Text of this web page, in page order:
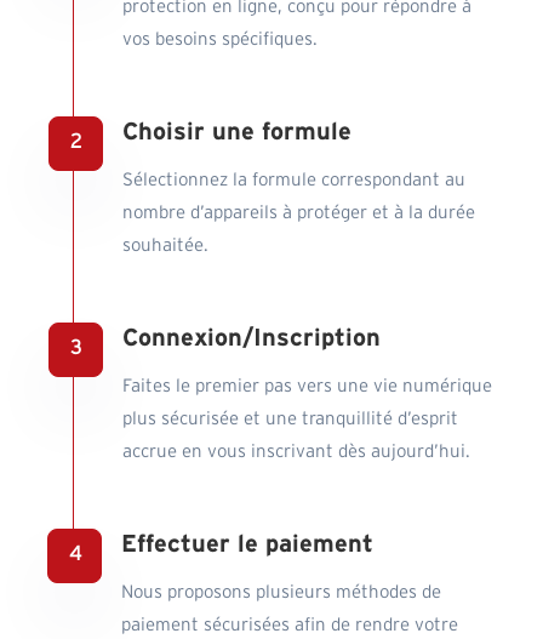
protection en ligne, conçu pour répondre à
vos besoins spécifiques.
Choisir une formule
Sélectionnez la formule correspondant au
nombre d’appareils à protéger et à la durée
souhaitée.
Connexion/Inscription
Faites le premier pas vers une vie numérique
plus sécurisée et une tranquillité d’esprit
accrue en vous inscrivant dès aujourd’hui.
Effectuer le paiement
Nous proposons plusieurs méthodes de
paiement sécurisées afin de rendre votre